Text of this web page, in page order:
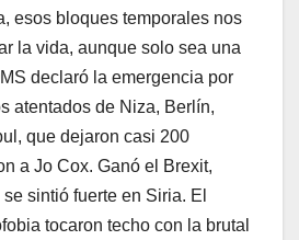
esos bloques temporales nos
la vida, aunque solo sea una
declaró la emergencia por
atentados de Niza, Berlín,
que dejaron casi 200
a Jo Cox. Ganó el Brexit,
sintió fuerte en Siria. El
tocaron techo con la brutal